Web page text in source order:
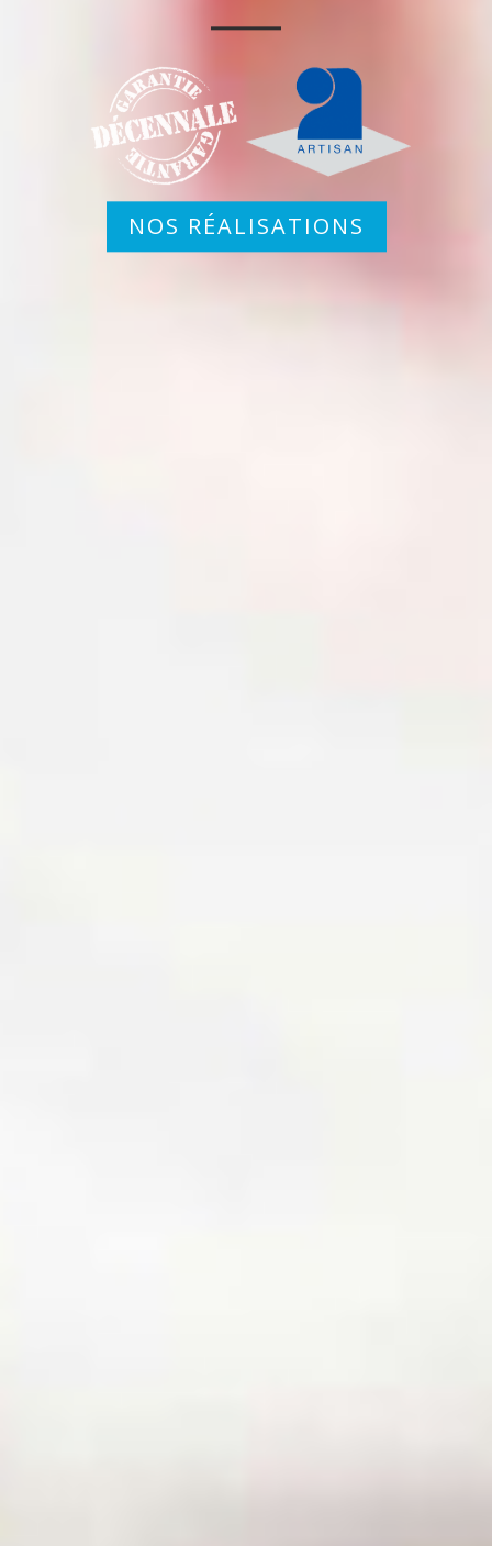
NOS RÉALISATIONS